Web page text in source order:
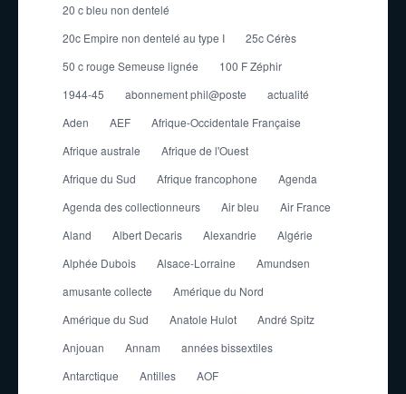
20 c bleu non dentelé
20c Empire non dentelé au type I
25c Cérès
50 c rouge Semeuse lignée
100 F Zéphir
1944-45
abonnement phil@poste
actualité
Aden
AEF
Afrique-Occidentale Française
Afrique australe
Afrique de l'Ouest
Afrique du Sud
Afrique francophone
Agenda
Agenda des collectionneurs
Air bleu
Air France
Aland
Albert Decaris Alexandrie
Algérie
Alphée Dubois
Alsace-Lorraine
Amundsen
amusante collecte
Amérique du Nord
Amérique du Sud
Anatole Hulot
André Spitz
Anjouan
Annam
années bissextiles
Antarctique
Antilles
AOF